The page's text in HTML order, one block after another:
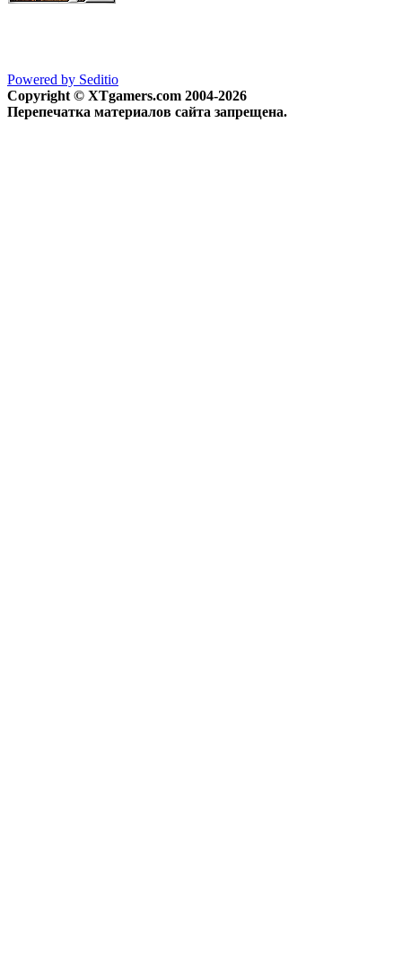
Powered by Seditio
Copyright © XTgamers.com 2004-2026
Перепечатка материалов сайта запрещена.